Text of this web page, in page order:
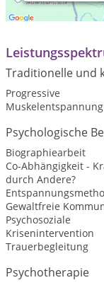
Termine nach
Traditionelle und
Progressive
Muskelentspannung
Psychologische
Biographiearbeit
Co-Abhängigkeit -
durch Andere?
Gewaltfreie
Psychosoziale
Krisenintervention
Trauerbegleitung
Psychotherapie